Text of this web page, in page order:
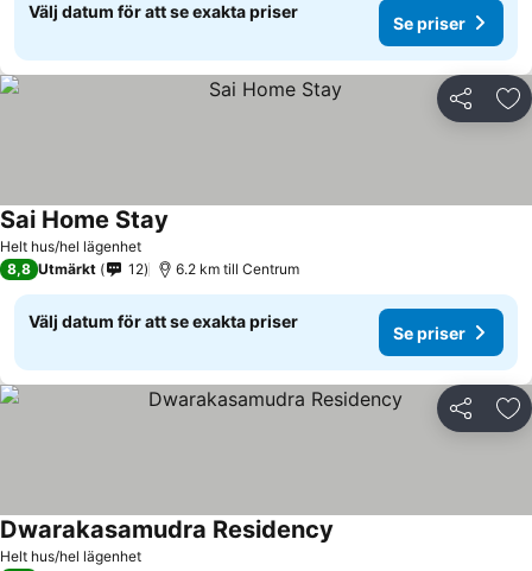
Välj datum för att se exakta priser
Se priser
Dela
Helt hus/hel lägenhet
Sai Home Stay
8,8 Utmärkt 12 6.2 km till Centrum
Välj datum för att se exakta priser
Se priser
Dela
Helt hus/hel lägenhet
Dwarakasamudra Residency